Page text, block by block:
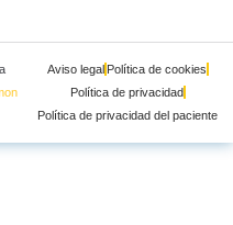
Aviso legal Política de cookies
Política de privacidad
Política de privacidad del paciente